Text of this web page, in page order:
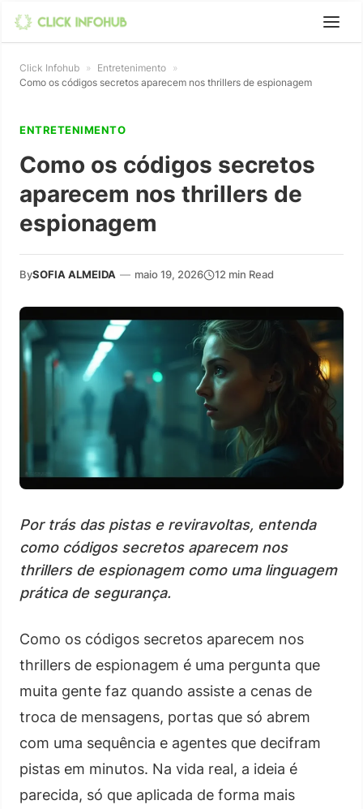
Click Infohub » Entretenimento »
Como os códigos secretos aparecem nos thrillers de espionagem
ENTRETENIMENTO
Como os códigos secretos
aparecem nos thrillers de
espionagem
BySOFIA ALMEIDA — maio 19, 2026 12 min Read
Por trás das pistas e reviravoltas, entenda
como códigos secretos aparecem nos
thrillers de espionagem como uma linguagem
prática de segurança.
Como os códigos secretos aparecem nos
thrillers de espionagem é uma pergunta que
muita gente faz quando assiste a cenas de
troca de mensagens, portas que só abrem
com uma sequência e agentes que decifram
pistas em minutos. Na vida real, a ideia é
parecida, só que aplicada de forma mais